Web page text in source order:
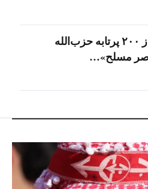
ارتش اسرائیل: بیش از ۲۰۰ پرتابه حزب‌الله
مسلح»…